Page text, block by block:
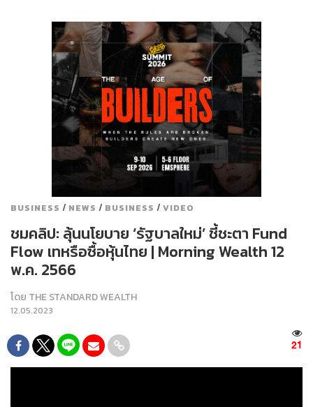
BUSINESS / NEWS / BUSINESS / VIDEO
ชมคลิป: ลุ้นนโยบาย ‘รัฐบาลใหม่’ ชี้ชะตา Fund
Flow เทหรือซื้อหุ้นไทย | Morning Wealth 12
พ.ค. 2566
โดย THE STANDARD WEALTH
12.05.2023
21